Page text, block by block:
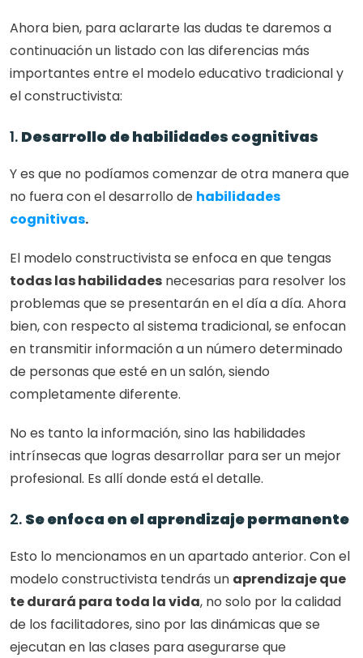
Ahora bien, para aclararte las dudas te daremos a
continuación un listado con las diferencias más
importantes entre el modelo educativo tradicional y
el constructivista:
1. Desarrollo de habilidades cognitivas
Y es que no podíamos comenzar de otra manera que
no fuera con el desarrollo de habilidades
cognitivas.
todas las habilidades necesarias para resolver los
problemas que se presentarán en el día a día. Ahora
bien, con respecto al sistema tradicional, se enfocan
en transmitir información a un número determinado
de personas que esté en un salón, siendo
completamente diferente.
No es tanto la información, sino las habilidades
intrínsecas que logras desarrollar para ser un mejor
profesional. Es allí donde está el detalle.
2. Se enfoca en el aprendizaje permanente
Esto lo mencionamos en un apartado anterior. Con el
modelo constructivista tendrás un aprendizaje que
te durará para toda la vida, no solo por la calidad
de los facilitadores, sino por las dinámicas que se
ejecutan en las clases para asegurarse que